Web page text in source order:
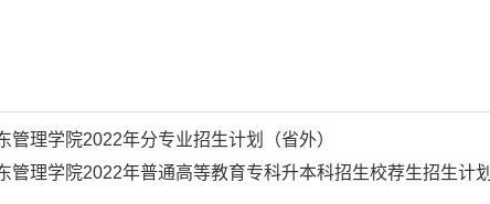
管理学院2022年分专业招生计划（省外）
管理学院2022年普通高等教育专科升本科招生校荐生招生计划